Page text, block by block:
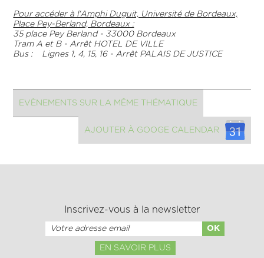
Pour accéder à l'Amphi Duguit, Université de Bordeaux,
Place Pey-Berland, Bordeaux :
35 place Pey Berland - 33000 Bordeaux
Tram A et B - Arrêt HOTEL DE VILLE
Bus : Lignes 1, 4, 15, 16 - Arrêt PALAIS DE JUSTICE
EVÈNEMENTS SUR LA MÊME THÉMATIQUE
AJOUTER À GOOGE CALENDAR
Inscrivez-vous à la newsletter
EN SAVOIR PLUS